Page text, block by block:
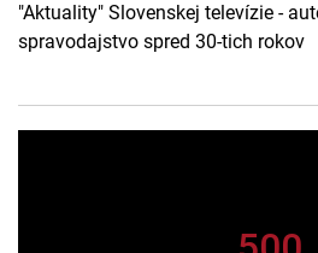
"Aktuality" Slovenskej televízie -
spravodajstvo spred 30-tich rokov